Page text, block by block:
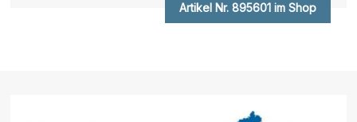
Artikel Nr. 895601 im Shop